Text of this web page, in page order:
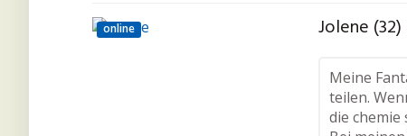
online Jolene (32)
Meine
teilen.
die